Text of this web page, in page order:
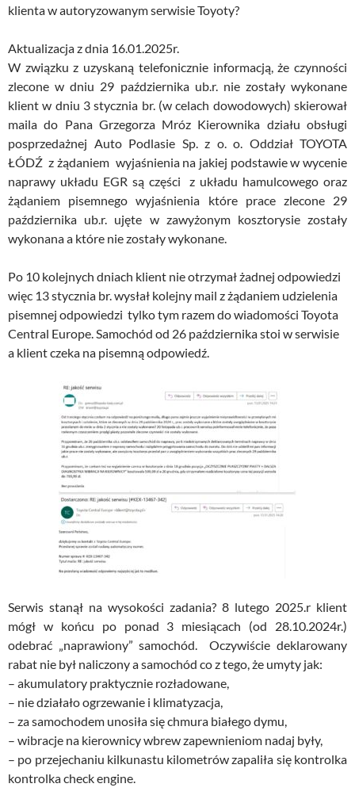
klienta w autoryzowanym serwisie Toyoty?
Aktualizacja z dnia 16.01.2025r.
W związku z uzyskaną telefonicznie informacją, że czynności
zlecone w dniu 29 października ub.r. nie zostały wykonane
klient w dniu 3 stycznia br. (w celach dowodowych) skierował
maila do Pana Grzegorza Mróz Kierownika działu obsługi
posprzedażnej Auto Podlasie Sp. z o. o. Oddział TOYOTA
ŁÓDŹ z żądaniem wyjaśnienia na jakiej podstawie w wycenie
naprawy układu EGR są części z układu hamulcowego oraz
żądaniem pisemnego wyjaśnienia które prace zlecone 29
października ub.r. ujęte w zawyżonym kosztorysie zostały
wykonana a które nie zostały wykonane.
Po 10 kolejnych dniach klient nie otrzymał żadnej odpowiedzi
więc 13 stycznia br. wysłał kolejny mail z żądaniem udzielenia
pisemnej odpowiedzi tylko tym razem do wiadomości Toyota
Central Europe. Samochód od 26 października stoi w serwisie
a klient czeka na pisemną odpowiedź.
Serwis stanął na wysokości zadania? 8 lutego 2025.r klient
mógł w końcu po ponad 3 miesiącach (od 28.10.2024r.)
odebrać „naprawiony” samochód. Oczywiście deklarowany
rabat nie był naliczony a samochód co z tego, że umyty jak:
– akumulatory praktycznie rozładowane,
– nie działało ogrzewanie i klimatyzacja,
– za samochodem unosiła się chmura białego dymu,
– wibracje na kierownicy wbrew zapewnieniom nadaj były,
– po przejechaniu kilkunastu kilometrów zapaliła się kontrolka
kontrolka check engine.